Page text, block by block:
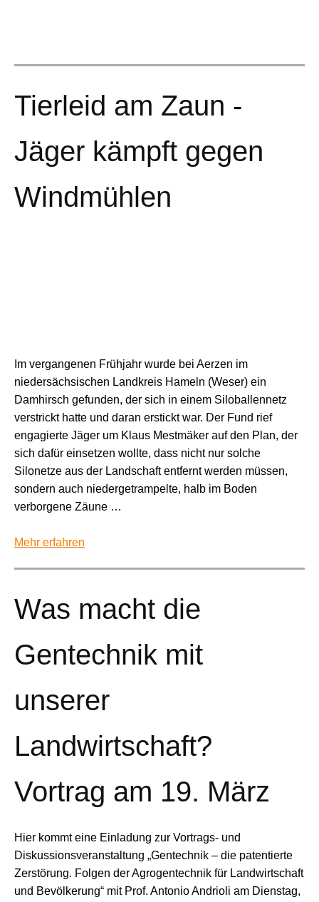
Tierleid am Zaun -
Jäger kämpft gegen
Windmühlen
Im vergangenen Frühjahr wurde bei Aerzen im
niedersächsischen Landkreis Hameln (Weser) ein
Damhirsch gefunden, der sich in einem Siloballennetz
verstrickt hatte und daran erstickt war. Der Fund rief
engagierte Jäger um Klaus Mestmäker auf den Plan, der
sich dafür einsetzen wollte, dass nicht nur solche
Silonetze aus der Landschaft entfernt werden müssen,
sondern auch niedergetrampelte, halb im Boden
verborgene Zäune …
Mehr erfahren
Was macht die
Gentechnik mit
unserer
Landwirtschaft?
Vortrag am 19. März
Hier kommt eine Einladung zur Vortrags- und
Diskussionsveranstaltung „Gentechnik – die patentierte
Zerstörung. Folgen der Agrogentechnik für Landwirtschaft
und Bevölkerung“ mit Prof. Antonio Andrioli am Dienstag,